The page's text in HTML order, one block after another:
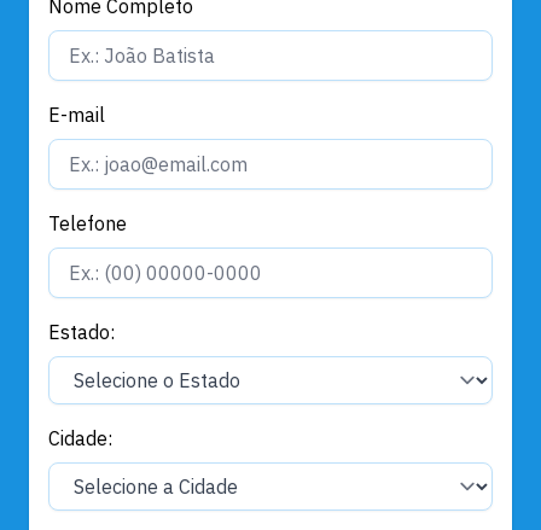
Nome Completo
E-mail
Telefone
Estado:
Cidade: